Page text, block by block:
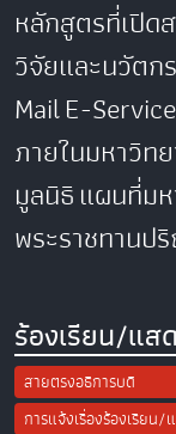
หลักสูตรที่เปิด
วิจัยและนวัตก
MailE-Service
ภายในมหาวิท
มูลนิธิแผนที่ม
พระราชทาน
ร้องเรียน/แส
สายตรงอธิการบดี
การแจ้งเรื่องร้องเรียน